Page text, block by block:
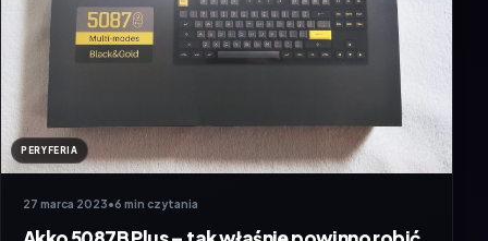
PERYFERIA
27 marca 2023•6 min czytania